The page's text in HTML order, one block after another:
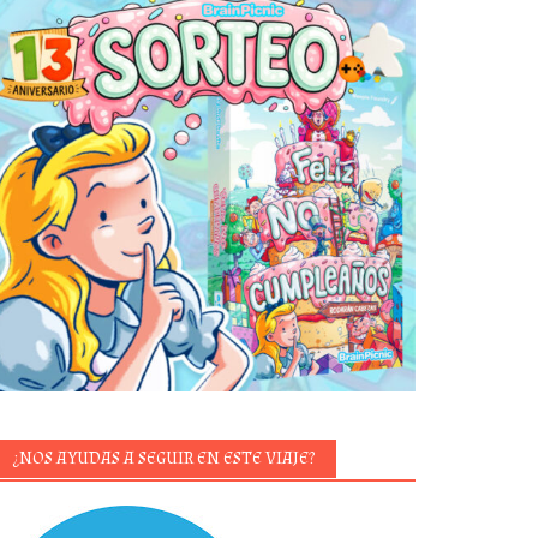
¿NOS AYUDAS A SEGUIR EN ESTE VIAJE?